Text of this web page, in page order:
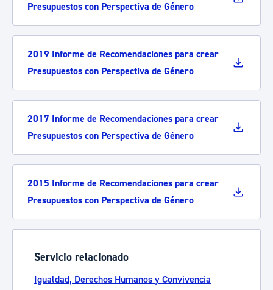
Presupuestos con Perspectiva de Género
2019 Informe de Recomendaciones para crear
Presupuestos con Perspectiva de Género
2017 Informe de Recomendaciones para crear
Presupuestos con Perspectiva de Género
2015 Informe de Recomendaciones para crear
Presupuestos con Perspectiva de Género
Servicio relacionado
Igualdad, Derechos Humanos y Convivencia